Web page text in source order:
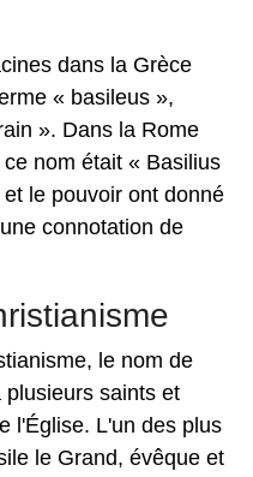
dans la Grèce
« basileus »,
». Dans la Rome
nom était « Basilius
le pouvoir ont donné
connotation de
le nom de
saints et
l'Église. L'un des plus
le Grand, évêque et